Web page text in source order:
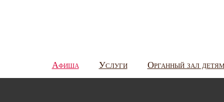
Афиша Услуги Органный зал